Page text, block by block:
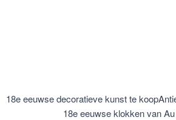
18e eeuwse decoratieve kunst te koop
18e eeuwse klokken van